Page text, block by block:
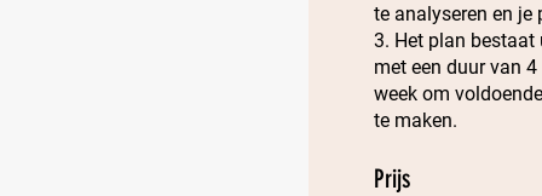
te analyseren en je
3. Het plan
met een duur van
week om
te maken.
Prijs